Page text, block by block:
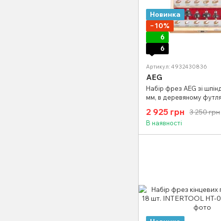
Новинка
−10%
6
6
Артикул: 4932430836
AEG
Набір фрез AEG зі
мм, в деревяному
3 250 грн
2 925 грн
В наявності